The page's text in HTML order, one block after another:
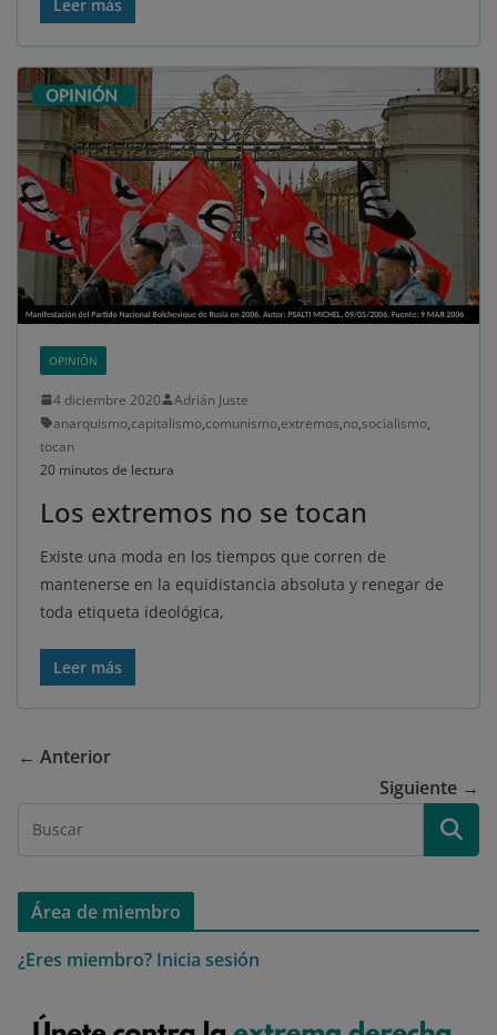
Leer más
OPINIÓN
4 diciembre 2020
Adrián Juste
anarquismo,capitalismo,comunismo,extremos,no,socialismo,
tocan
20 minutos de lectura
Los extremos no se tocan
Existe una moda en los tiempos que corren de
mantenerse en la equidistancia absoluta y renegar de
toda etiqueta ideológica,
Leer más
← Anterior
Siguiente →
Área de miembro
¿Eres miembro? Inicia sesión